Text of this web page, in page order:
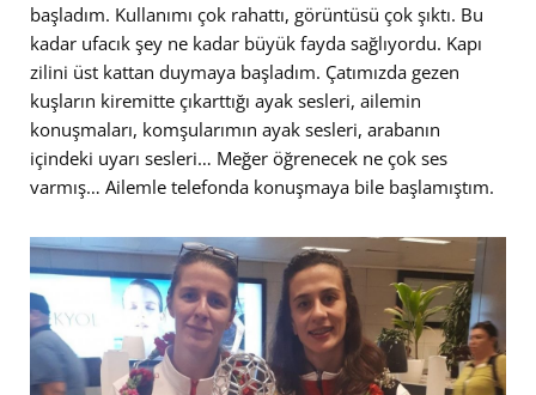
başladım. Kullanımı çok rahattı, görüntüsü çok şıktı. Bu
kadar ufacık şey ne kadar büyük fayda sağlıyordu. Kapı
zilini üst kattan duymaya başladım. Çatımızda gezen
kuşların kiremitte çıkarttığı ayak sesleri, ailemin
konuşmaları, komşularımın ayak sesleri, arabanın
içindeki uyarı sesleri… Meğer öğrenecek ne çok ses
varmış… Ailemle telefonda konuşmaya bile başlamıştım.